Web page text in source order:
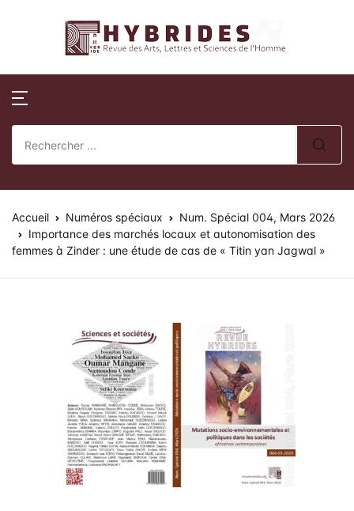
Revue Hybrides
Accueil
Publications
Numéros
Actes de
Revue Hybrides
Revue
Sur la révue
Comité
Politique
Frais de
Publication
Malpractice
Actualités
Compte
Se souvenir de
Mot de passe
Se Connecter
Accueil Numéros spéciaux
Num. Spécial 004, Mars 2026
Importance des marchés locaux et autonomisation des
femmes à Zinder : une étude de cas de « Titin yan Jagwal »